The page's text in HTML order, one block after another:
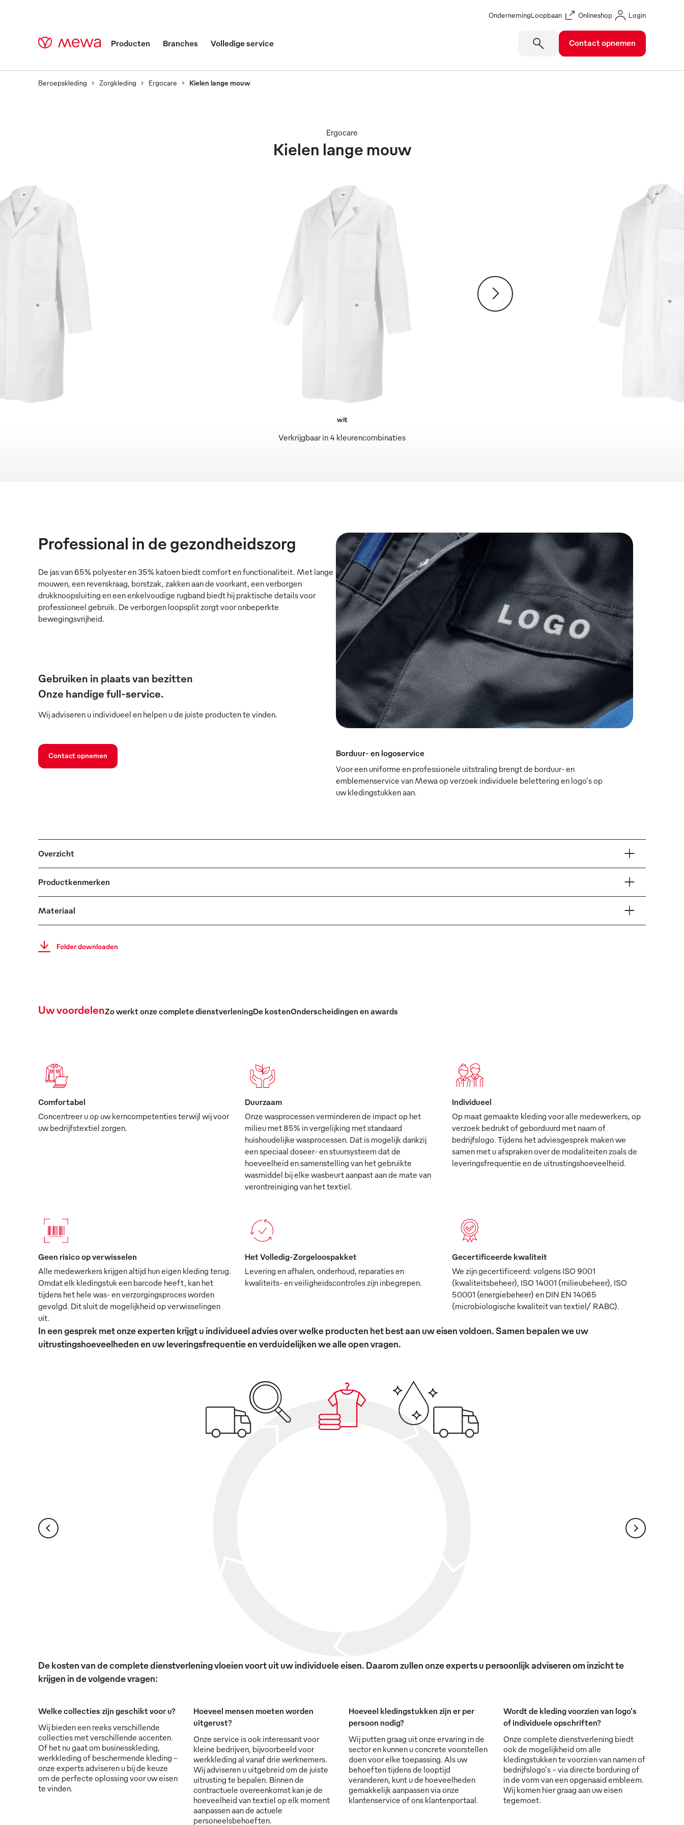
OndernemingLoopbaan Onlineshop Login
Producten Branches Volledige service Contact opnemen
Beroepskleding Zorgkleding Ergocare Kielen lange mouw
Kielen lange mouw
Ergocare
Verkrijgbaar in 4 kleurencombinaties
wit
Professional in de gezondheidszorg
De jas van 65% polyester en 35% katoen biedt comfort en functionaliteit. Met lange
mouwen, een reverskraag, borstzak, zakken aan de voorkant, een verborgen
drukknoopsluiting en een enkelvoudige rugband biedt hij praktische details voor
professioneel gebruik. De verborgen loopsplit zorgt voor onbeperkte
bewegingsvrijheid.
Gebruiken in plaats van bezitten
Onze handige full-service.
Wij adviseren u individueel en helpen u de juiste producten te vinden.
Contact opnemen
Borduur- en logoservice
Voor een uniforme en professionele uitstraling brengt de borduur- en
emblemenservice van Mewa op verzoek individuele belettering en logo's op
uw kledingstukken aan.
Overzicht
Productkenmerken
Materiaal
Folder downloaden
Uw voordelenZo werkt onze complete dienstverleningDe kostenOnderscheidingen en awards
Comfortabel
Concentreer u op uw kerncompetenties terwijl wij voor
uw bedrijfstextiel zorgen.
Duurzaam
Onze wasprocessen verminderen de impact op het
milieu met 85% in vergelijking met standaard
huishoudelijke wasprocessen. Dat is mogelijk dankzij
een speciaal doseer- en stuursysteem dat de
hoeveelheid en samenstelling van het gebruikte
wasmiddel bij elke wasbeurt aanpast aan de mate van
verontreiniging van het textiel.
Individueel
Op maat gemaakte kleding voor alle medewerkers, op
verzoek bedrukt of geborduurd met naam of
bedrijfslogo. Tijdens het adviesgesprek maken we
samen met u afspraken over de modaliteiten zoals de
leveringsfrequentie en de uitrustingshoeveelheid.
Geen risico op verwisselen
Alle medewerkers krijgen altijd hun eigen kleding terug.
Omdat elk kledingstuk een barcode heeft, kan het
tijdens het hele was- en verzorgingsproces worden
gevolgd. Dit sluit de mogelijkheid op verwisselingen
uit.
Het Volledig-Zorgeloospakket
Levering en afhalen, onderhoud, reparaties en
kwaliteits- en veiligheidscontroles zijn inbegrepen.
Gecertificeerde kwaliteit
We zijn gecertificeerd: volgens ISO 9001
(kwaliteitsbeheer), ISO 14001 (milieubeheer), ISO
50001 (energiebeheer) en DIN EN 14065
(microbiologische kwaliteit van textiel/ RABC).
In een gesprek met onze experten krijgt u individueel advies over welke producten het best aan uw eisen voldoen. Samen bepalen we uw
uitrustingshoeveelheden en uw leveringsfrequentie en verduidelijken we alle open vragen.
De kosten van de complete dienstverlening vloeien voort uit uw individuele eisen. Daarom zullen onze experts u persoonlijk adviseren om inzicht te
krijgen in de volgende vragen:
Welke collecties zijn geschikt voor u?
Wij bieden een reeks verschillende
collecties met verschillende accenten.
Of het nu gaat om businesskleding,
werkkleding of beschermende kleding -
onze experts adviseren u bij de keuze
om de perfecte oplossing voor uw eisen
te vinden.
Hoeveel mensen moeten worden
uitgerust?
Onze service is ook interessant voor
kleine bedrijven, bijvoorbeeld voor
werkkleding al vanaf drie werknemers.
Wij adviseren u uitgebreid om de juiste
uitrusting te bepalen. Binnen de
contractuele overeenkomst kan je de
hoeveelheid van textiel op elk moment
aanpassen aan de actuele
personeelsbehoeften.
Hoeveel kledingstukken zijn er per
persoon nodig?
Wij putten graag uit onze ervaring in de
sector en kunnen u concrete voorstellen
doen voor elke toepassing. Als uw
behoeften tijdens de looptijd
veranderen, kunt u de hoeveelheden
gemakkelijk aanpassen via onze
klantenservice of ons klantenportaal.
Wordt de kleding voorzien van logo's
of individuele opschriften?
Onze complete dienstverlening biedt
ook de mogelijkheid om alle
kledingstukken te voorzien van namen of
bedrijfslogo's - via directe borduring of
in de vorm van een opgenaaid embleem.
Wij komen hier graag aan uw eisen
tegemoet.